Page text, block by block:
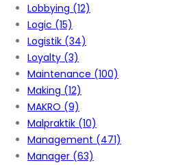
Lobbying (12)
Logic (15)
Logistik (34)
Loyalty (3)
Maintenance (100)
Making (12)
MAKRO (9)
Malpraktik (10)
Management (471)
Manager (63)